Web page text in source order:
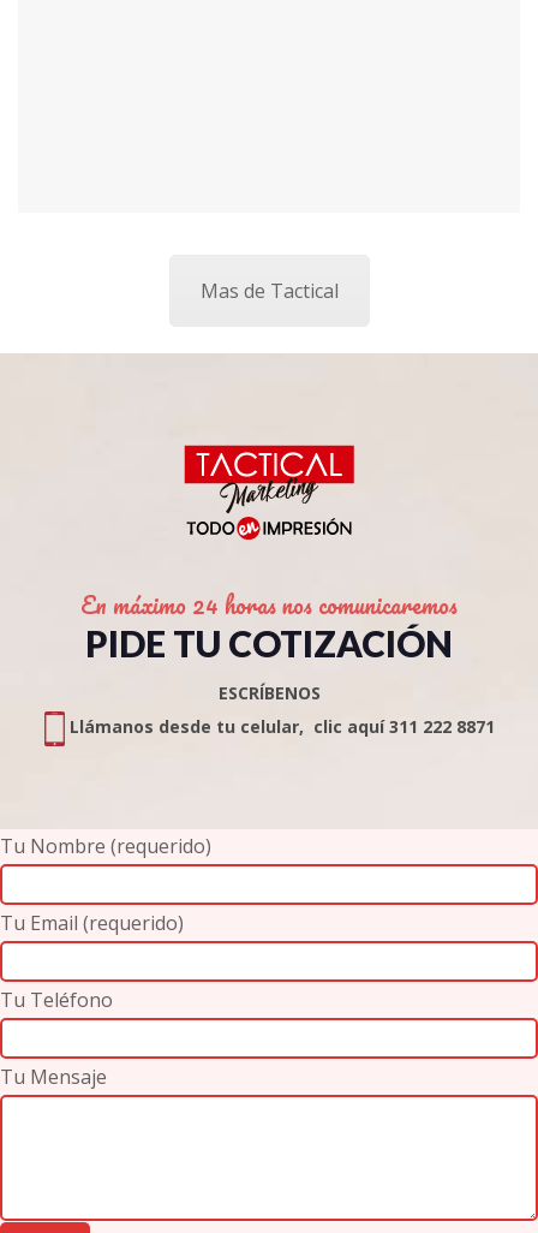
Mas de Tactical
En máximo 24 horas nos comunicaremos
PIDE TU COTIZACIÓN
ESCRÍBENOS
Llámanos desde tu celular, clic aquí 311 222 8871
Tu Nombre (requerido)
Tu Email (requerido)
Tu Teléfono
Tu Mensaje